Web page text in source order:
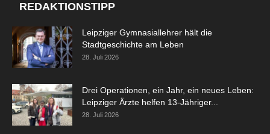
REDAKTIONSTIPP
Leipziger Gymnasiallehrer hält die
Stadtgeschichte am Leben
28. Juli 2026
Drei Operationen, ein Jahr, ein neues Leben:
Leipziger Ärzte helfen 13-Jähriger...
28. Juli 2026